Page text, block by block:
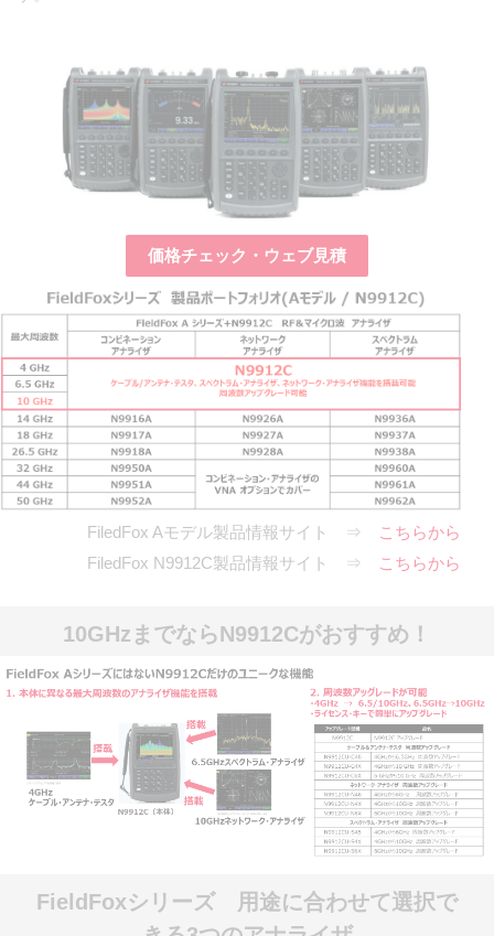
価格チェック・ウェブ見積
FiledFox Aモデル製品情報サイト ⇒
こちらから
FiledFox N9912C製品情報サイト ⇒
こちらから
10GHzまでならN9912Cがおすすめ！
FieldFoxシリーズ 用途に合わせて選択で